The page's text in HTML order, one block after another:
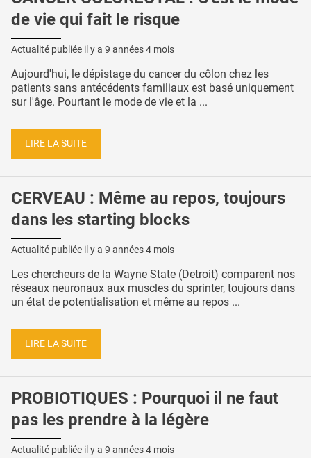
de vie qui fait le risque
Actualité publiée il y a 9 années 4 mois
Aujourd'hui, le dépistage du cancer du côlon chez les
patients sans antécédents familiaux est basé uniquement
sur l'âge. Pourtant le mode de vie et la ...
LIRE LA SUITE
CERVEAU : Même au repos, toujours
dans les starting blocks
Actualité publiée il y a 9 années 4 mois
Les chercheurs de la Wayne State (Detroit) comparent nos
réseaux neuronaux aux muscles du sprinter, toujours dans
un état de potentialisation et même au repos ...
LIRE LA SUITE
PROBIOTIQUES : Pourquoi il ne faut
pas les prendre à la légère
Actualité publiée il y a 9 années 4 mois